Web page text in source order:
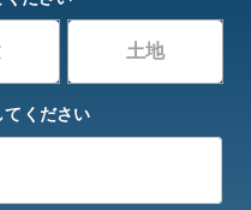
土地
てください